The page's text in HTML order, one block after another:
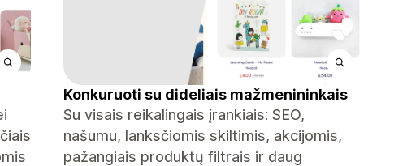
Konkuruoti su dideliais mažmenininkais
Su visais reikalingais įrankiais: SEO,
našumu, lanksčiomis skiltimis, akcijomis,
pažangiais produktų filtrais ir daug